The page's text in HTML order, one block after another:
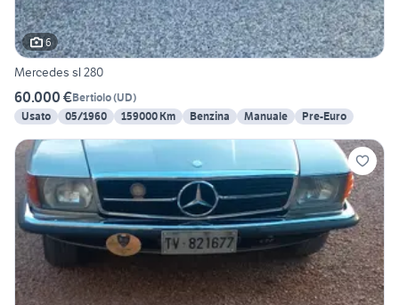
6
Mercedes sl 280
60.000 €Bertiolo(UD)
Usato
05/1960 159000 Km Benzina Manuale Pre-Euro